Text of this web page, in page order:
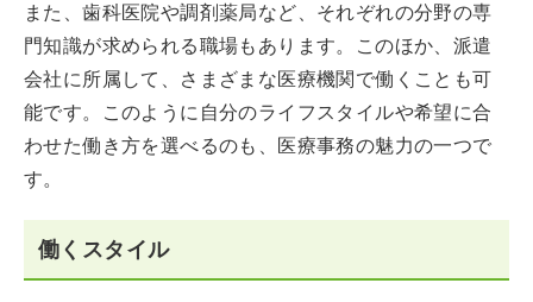
また、歯科医院や調剤薬局など、それぞれの分野の専
門知識が求められる職場もあります。このほか、派遣
会社に所属して、さまざまな医療機関で働くことも可
能です。このように自分のライフスタイルや希望に合
わせた働き方を選べるのも、医療事務の魅力の一つで
す。
働くスタイル